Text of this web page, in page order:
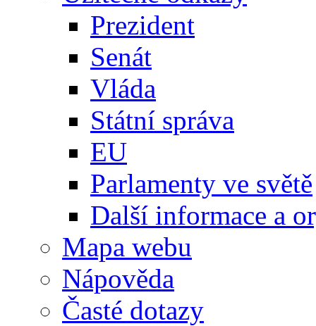
Prezident
Senát
Vláda
Státní správa
EU
Parlamenty ve světě
Další informace a
Mapa webu
Nápověda
Časté dotazy